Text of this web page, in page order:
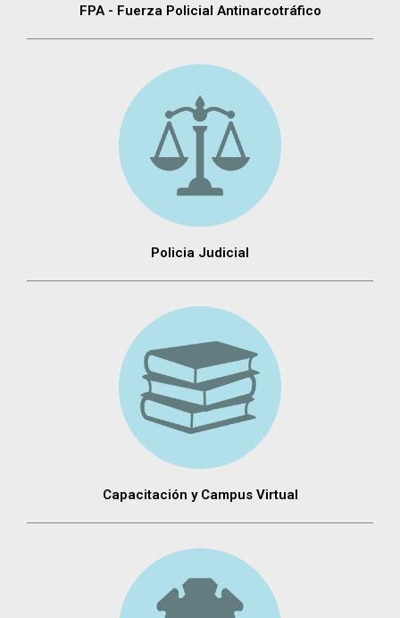
FPA - Fuerza Policial Antinarcotráfico
Policia Judicial
Capacitación y Campus Virtual